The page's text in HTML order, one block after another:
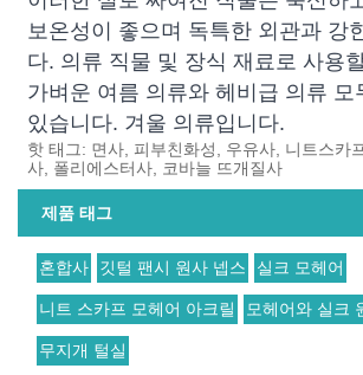
보온성이 좋으며 독특한 외관과 강
다. 의류 직물 및 장식 재료로 사용
가벼운 여름 의류와 헤비급 의류 모
있습니다. 겨울 의류입니다.
핫 태그: 면사, 피부친화성, 우유사, 니트스카
사, 폴리에스터사, 코바늘 뜨개질사
제품 태그
혼합사 깃털 팬시 원사 넵스 실크 모헤어
니트 스카프 모헤어 아크릴 모헤어와 실크
무지개 털실